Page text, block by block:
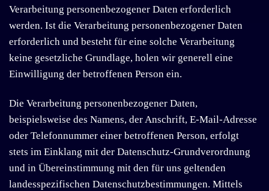
Verarbeitung personenbezogener Daten erforderlich
werden. Ist die Verarbeitung personenbezogener Daten
erforderlich und besteht für eine solche Verarbeitung
keine gesetzliche Grundlage, holen wir generell eine
Einwilligung der betroffenen Person ein.
Die Verarbeitung personenbezogener Daten,
beispielsweise des Namens, der Anschrift, E-Mail-Adresse
oder Telefonnummer einer betroffenen Person, erfolgt
stets im Einklang mit der Datenschutz-Grundverordnung
und in Übereinstimmung mit den für uns geltenden
landesspezifischen Datenschutzbestimmungen. Mittels